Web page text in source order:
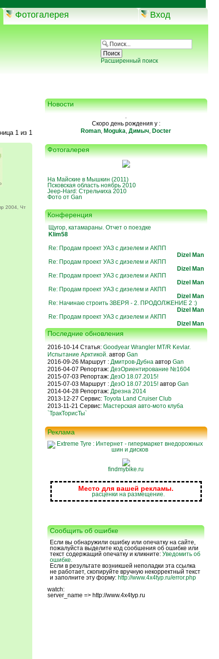
Фотогалерея Вход
Расширенный поиск
1из 1
2004, Чт
Новости
.
Скоро день рождения у :
Roman, Moguka,Димыч, Docter
Фотогалерея
На Майские в Мышкин (2011)
Псковская область ноябрь 2010
Jeep-Hard: Стрельчиха 2010
Фото от Gan
Конференция
Щугор, катамараны. Отчет о поездке
Klim58
Re: Продам проект УАЗ с дизелем и АКПП
Dizel Man
Re: Продам проект УАЗ с дизелем и АКПП
Dizel Man
Re: Продам проект УАЗ с дизелем и АКПП
Dizel Man
Re: Продам проект УАЗ с дизелем и АКПП
Dizel Man
Re: Начинаю строить ЗВЕРЯ - 2. ПРОДОЛЖЕНИЕ 2 :)
Dizel Man
Re: Продам проект УАЗ с дизелем и АКПП
Dizel Man
Последние обновления
2016-10-14 Статья: Goodyear Wrangler MT/R Kevlar.
Испытание Арктикой.автор Gan
2016-09-26 Маршрут : Дмитров-Дубнаавтор Gan
2016-04-07 Репортаж: ДезОриентирование №1604
2015-07-03 Репортаж: ДезО 18.07.2015!
2015-07-03 Маршрут : ДезО 18.07.2015! автор Gan
2014-04-28 Репортаж: Дрезна 2014
2013-12-27 Сервис: Toyota Land Cruiser Club
2013-11-21 Сервис: Мастерская авто-мото клуба
`ТракТорисТы`
Реклама
findmybike.ru
Место для вашей рекламы.
расценки на размещение.
Сообщить об ошибке
Если вы обнаружили ошибку или опечатку на сайте,
пожалуйста выделите код сообшения об ошибке или
текст содержащий опечатку и кликните: Уведомить об
ошибке.
Если в результате возникшей неполадки эта ссылка
не работает, скопируйте вручную некорректный текст
и заполните эту форму: http://www.4x4typ.ru/error.php
watch:
server_name => http://www.4x4typ.ru